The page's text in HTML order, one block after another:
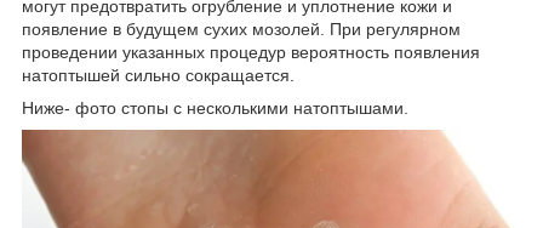
могут предотвратить огрубление и уплотнение кожи и
появление в будущем сухих мозолей. При регулярном
проведении указанных процедур вероятность появления
натоптышей сильно сокращается.
Ниже- фото стопы с несколькими натоптышами.